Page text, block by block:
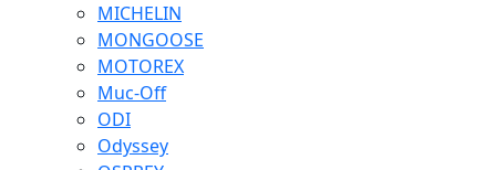
MICHELIN
MONGOOSE
MOTOREX
Muc-Off
ODI
Odyssey